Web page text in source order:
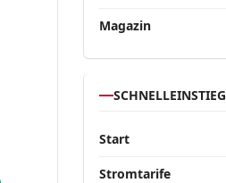
Magazin
SCHNELLEINSTIEG
Start
Stromtarife